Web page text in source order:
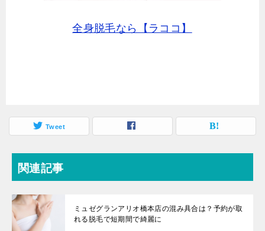
全身脱毛なら【ラココ】
Tweet
関連記事
ミュゼグランアリオ橋本店の混み具合は？予約が取
れる脱毛で短期間で綺麗に